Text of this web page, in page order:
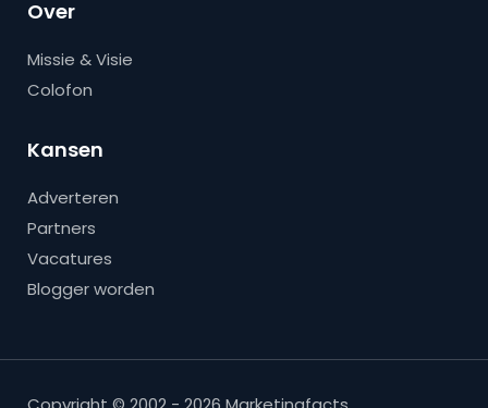
Over
Missie & Visie
Colofon
Kansen
Adverteren
Partners
Vacatures
Blogger worden